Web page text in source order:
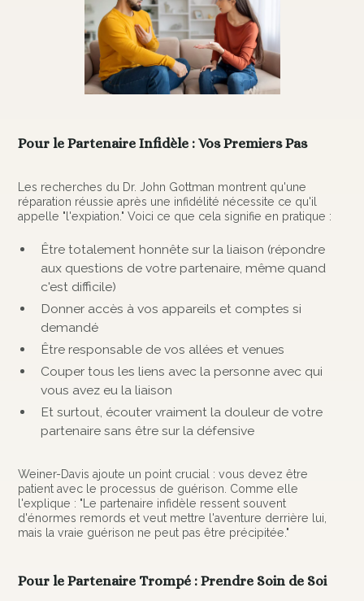
Pour le Partenaire Infidèle : Vos Premiers Pas
Les recherches du Dr. John Gottman montrent qu'une
réparation réussie après une infidélité nécessite ce qu'il
appelle "l'expiation." Voici ce que cela signifie en pratique :
Être totalement honnête sur la liaison (répondre
aux questions de votre partenaire, même quand
c'est difficile)
Donner accès à vos appareils et comptes si
demandé
Être responsable de vos allées et venues
Couper tous les liens avec la personne avec qui
vous avez eu la liaison
Et surtout, écouter vraiment la douleur de votre
partenaire sans être sur la défensive
Weiner-Davis ajoute un point crucial : vous devez être
patient avec le processus de guérison. Comme elle
l'explique : "Le partenaire infidèle ressent souvent
d'énormes remords et veut mettre l'aventure derrière lui,
mais la vraie guérison ne peut pas être précipitée."
Pour le Partenaire Trompé : Prendre Soin de Soi